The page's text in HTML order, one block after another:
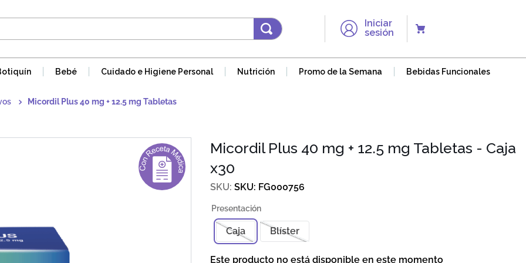
Iniciar
sesión
Bebé Cuidado e Higiene Personal Nutrición Promo de la Semana Bebidas Funcionales
Micordil Plus 40 mg + 12.5 mg Tabletas
Micordil Plus 40 mg + 12.5 mg Tabletas - Caja
x30
SKU: FG000756
Caja Blíster
Este producto no está disponible en este momento